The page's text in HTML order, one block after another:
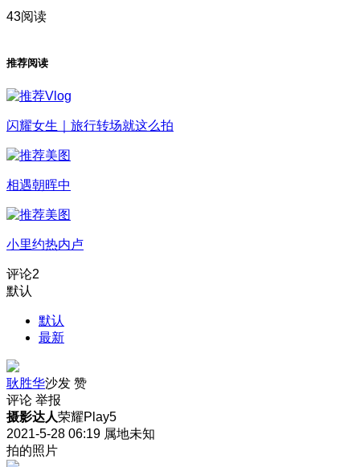
43阅读
推荐阅读
闪耀女生｜旅行转场就这么拍
相遇朝晖中
小里约热内卢
评论2
默认
默认
最新
耿胜华沙发 赞
评论 举报
摄影达人荣耀Play5
2021-5-28 06:19 属地未知
拍的照片